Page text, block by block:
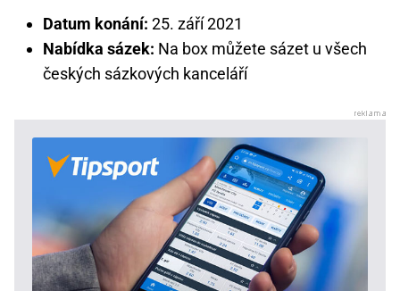
Datum konání: 25. září 2021
Nabídka sázek: Na box můžete sázet u všech
českých sázkových kanceláří